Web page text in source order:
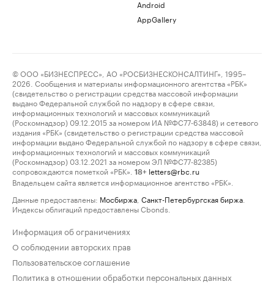
Android
AppGallery
© ООО «БИЗНЕСПРЕСС», АО «РОСБИЗНЕСКОНСАЛТИНГ», 1995–
2026. Сообщения и материалы информационного агентства «РБК»
(свидетельство о регистрации средства массовой информации
выдано Федеральной службой по надзору в сфере связи,
информационных технологий и массовых коммуникаций
(Роскомнадзор) 09.12.2015 за номером ИА №ФС77-63848) и сетевого
издания «РБК» (свидетельство о регистрации средства массовой
информации выдано Федеральной службой по надзору в сфере связи,
информационных технологий и массовых коммуникаций
(Роскомнадзор) 03.12.2021 за номером ЭЛ №ФС77-82385)
сопровождаются пометкой «РБК».
18+ letters@rbc.ru
Владельцем сайта является информационное агентство «РБК».
Данные предоставлены: Мосбиржа Санкт-Петербургская биржа
Индексы облигаций предоставлены Cbonds.
Информация об ограничениях
О соблюдении авторских прав
Пользовательское соглашение
Политика в отношении обработки персональных данных